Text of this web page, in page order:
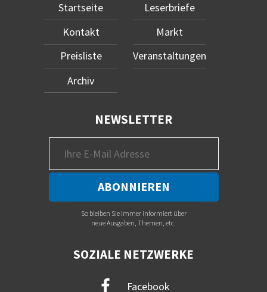
Startseite
Kontakt
Preisliste
Archiv
Leserbriefe
Markt
Veranstaltungen
NEWSLETTER
So bleiben Sie immer informiert über
neue Ausgaben, Themen, etc.
SOZIALE NETZWERKE
Facebook